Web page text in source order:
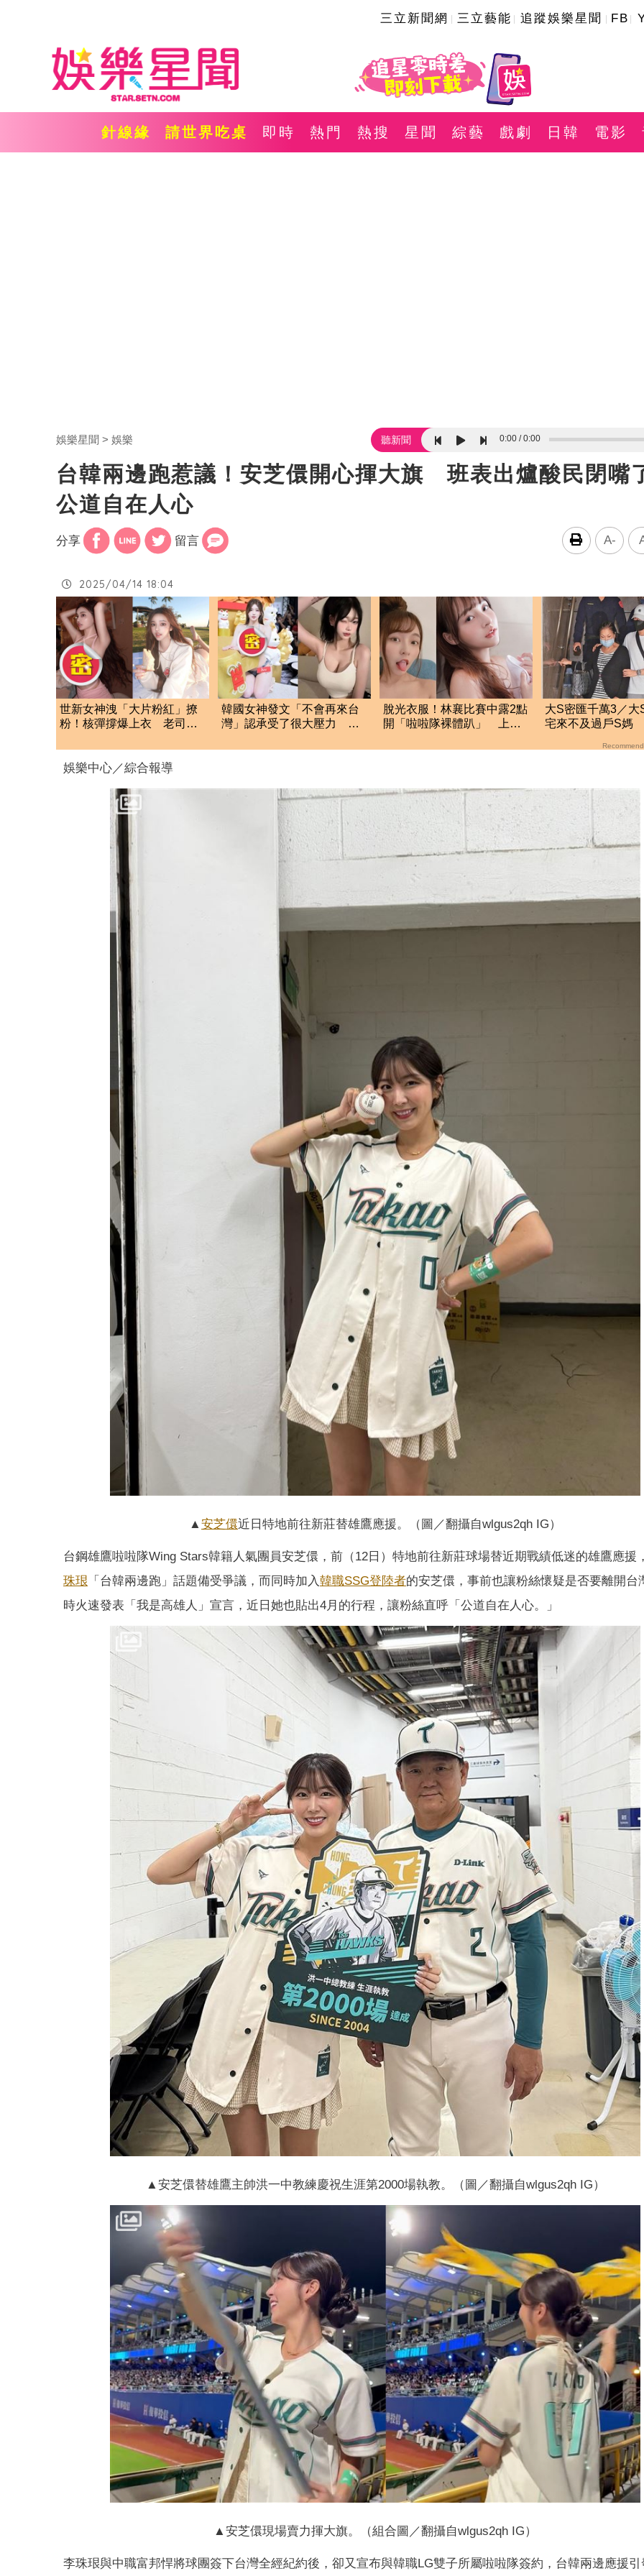
三立新聞網 三立藝能 追蹤娛樂星聞 FB
針線緣 請世界吃桌 即時 熱門 熱搜 星聞 綜藝 戲劇 日韓 電影
娛樂星聞 娛樂 聽新聞 0:00 0:00
台韓兩邊跑惹議！安芝儇開心揮大旗 班表出爐酸民閉嘴
公道自在人心
分享 留言 A-
2025/04/14 18:04
世新女神洩「大片粉紅」撩
粉！核彈撐爆上衣 老司機
韓國女神發文「不會再來台
灣」認承受了很大壓力 二
脫光衣服！林襄比賽中露2點
開「啦啦隊裸體趴」 上空
大S密匯千萬3／大
宅來不及過戶S媽
娛樂中心／綜合報導
▲安芝儇近日特地前往新莊替雄鷹應援。（圖／翻攝自wlgus2qh IG）
台鋼雄鷹啦啦隊Wing Stars韓籍人氣團員安芝儇，前（12日）特地前往新莊球場替近期戰績低迷的雄鷹應援
珠珢 「台韓兩邊跑」話題備受爭議，而同時加入韓職SSG登陸者的安芝儇，事前也讓粉絲懷疑是否要離開台
時火速發表「我是高雄人」宣言，近日她也貼出4月的行程，讓粉絲直呼「公道自在人心。」
▲安芝儇替雄鷹主帥洪一中教練慶祝生涯第2000場執教。（圖／翻攝自wlgus2qh IG）
▲安芝儇現場賣力揮大旗。（組合圖／翻攝自wlgus2qh IG）
李珠珢與中職富邦悍將球團簽下台灣全經紀約後，卻又宣布與韓職LG雙子所屬啦啦隊簽約，台韓兩邊應援